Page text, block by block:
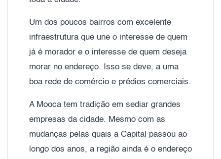
Um dos poucos bairros com excelente
infraestrutura que une o interesse de quem
já é morador e o interesse de quem deseja
morar no endereço. Isso se deve, a uma
boa rede de comércio e prédios comerciais.
A Mooca tem tradição em sediar grandes
empresas da cidade. Mesmo com as
mudanças pelas quais a Capital passou ao
longo dos anos, a região ainda é o endereço